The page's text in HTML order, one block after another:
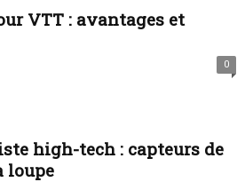
VTT : avantages et
0
high-tech : capteurs de
loupe